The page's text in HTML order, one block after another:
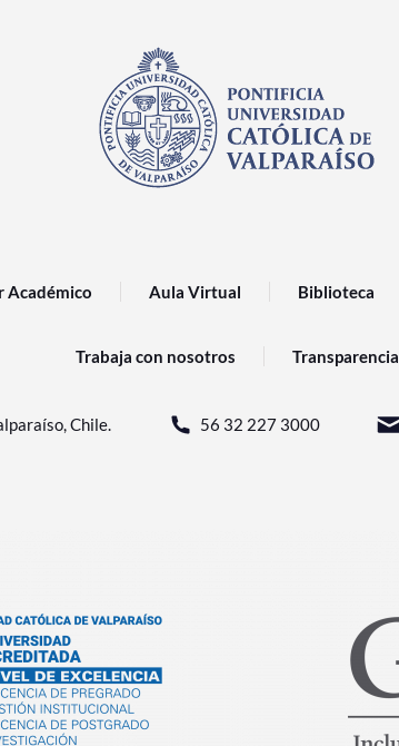
Académico Aula Virtual Biblioteca
Trabaja con nosotros Transparencia
Chile. 56 32 227 3000